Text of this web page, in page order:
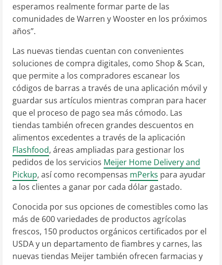
esperamos realmente formar parte de las
comunidades deWarren yWooster en los próximos
años”.
Las nuevas tiendas cuentan con convenientes
soluciones de compra digitales, como Shop & Scan,
que permite a los compradores escanear los
códigos de barras a través de una aplicación móvil y
guardar sus artículos mientras compran para hacer
que el proceso de pago sea más cómodo. Las
tiendas también ofrecen grandes descuentos en
alimentos excedentes a través de la aplicación
Flashfood, áreas ampliadas para gestionar los
pedidos de los servicios Meijer Home Delivery and
Pickup, así como recompensas mPerks para ayudar
a los clientes a ganar por cada dólar gastado.
Conocida por sus opciones de comestibles como las
más de 600 variedades de productos agrícolas
frescos, 150 productos orgánicos certificados por el
USDA y un departamento de fiambres y carnes, las
nuevas tiendas Meijer también ofrecen farmacias y